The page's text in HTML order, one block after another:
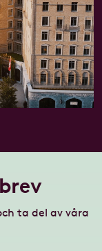
ta del av våra